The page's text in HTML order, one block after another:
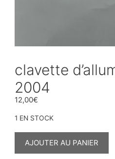
clavette
2004
12,00€
1 EN STOCK
QUANTITÉ
AJOUTER AU PANIER